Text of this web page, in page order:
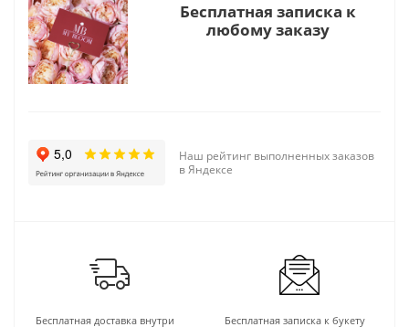
Бесплатная записка к
любому заказу
Наш рейтинг выполненных заказов
в Яндексе
Бесплатная доставка внутри
Бесплатная записка к букету